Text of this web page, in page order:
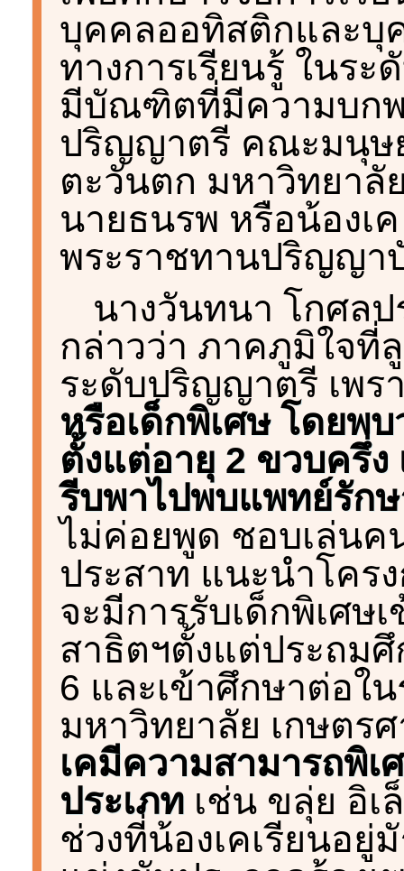
บุคคลออทิสติกและบุ
ทางการเรียนรู้ ในร
มีบัณฑิตที่มีความบกพ
ปริญญาตรี คณะมนุษ
ตะวันตก มหาวิทยาลั
นายธนรพ หรือน้องเ
พระราชทานปริญญา
นางวันทนา โกศล
กล่าวว่า ภาคภูมิใจที่
ระดับปริญญาตรี เพร
หรือเด็กพิเศษ โดยพ
ตั้งแต่อายุ 2 ขวบครึ่ง
รีบพาไปพบแพทย์รัก
ไม่ค่อยพูด ชอบเล่นค
ประสาท แนะนำโคร
จะมีการรับเด็กพิเศษ
สาธิตฯตั้งแต่ประถม
6 และเข้าศึกษาต่อใ
มหาวิทยาลัย เกษตร
เคมีความสามารถพิ
ประเภทเช่น ขลุ่ย อิเ
ช่วงที่น้องเคเรียนอยู่